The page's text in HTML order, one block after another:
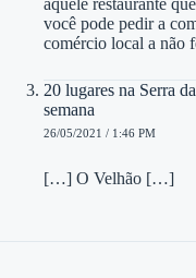
você pode pedir a
comércio local a
20 lugares na Serra
semana
26/05/2021 / 1:46 PM
[…] O Velhão […]